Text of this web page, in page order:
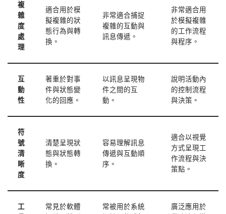
複
雜
度
處
理
適合用於模
擬複雜的狀
態行為與轉
換。
非常適合捕捉
複雜的互動與
訊息傳遞。
非常適合用
於模擬複雜
的工作流程
與程序。
互
動
性
著重於對事
件與狀態變
化的回應。
以訊息呈現物
件之間的互
動。
說明活動內
的控制流程
與決策。
符
號
清
晰
度
清楚呈現狀
態與狀態轉
換。
容易理解訊息
傳遞與互動順
序。
適合以視覺
方式呈現工
作流程與決
策點。
工
常見於軟體
常被用於系統
廣泛應用於